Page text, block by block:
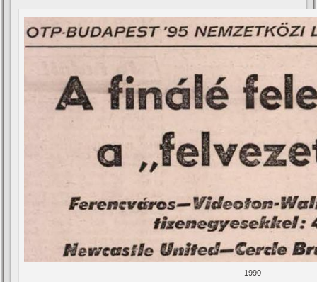
1990